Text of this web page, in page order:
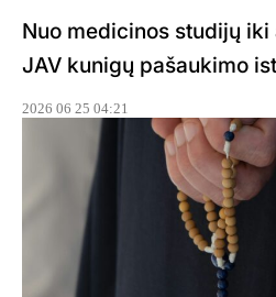
Nuo medicinos studijų
JAV kunigų pašaukimo
2026 06 25 04:21